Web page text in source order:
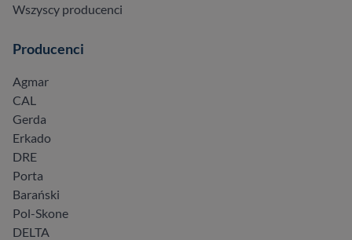
Wszyscy producenci
Producenci
Agmar
CAL
Gerda
Erkado
DRE
Porta
Barański
Pol-Skone
DELTA